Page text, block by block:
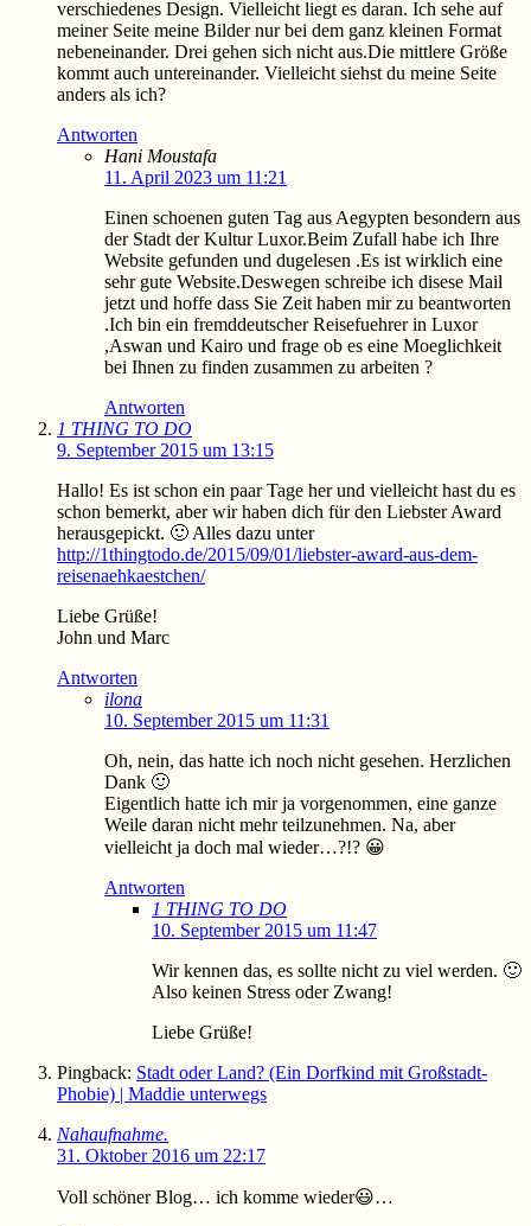
verschiedenes Design. Vielleicht liegt es daran. Ich sehe auf
meiner Seite meine Bilder nur bei dem ganz kleinen Format
nebeneinander. Drei gehen sich nicht aus.Die mittlere Größe
kommt auch untereinander. Vielleicht siehst du meine Seite
anders als ich?
Antworten
Hani Moustafa
11. April 2023 um 11:21
Einen schoenen guten Tag aus Aegypten besondern aus
der Stadt der Kultur Luxor.Beim Zufall habe ich Ihre
Website gefunden und dugelesen .Es ist wirklich eine
sehr gute Website.Deswegen schreibe ich disese Mail
jetzt und hoffe dass Sie Zeit haben mir zu beantworten
.Ich bin ein fremddeutscher Reisefuehrer in Luxor
,Aswan und Kairo und frage ob es eine Moeglichkeit
bei Ihnen zu finden zusammen zu arbeiten ?
Antworten
1 THING TO DO
9. September 2015 um 13:15
Hallo! Es ist schon ein paar Tage her und vielleicht hast du es
schon bemerkt, aber wir haben dich für den Liebster Award
herausgepickt. 🙂 Alles dazu unter
http://1thingtodo.de/2015/09/01/liebster-award-aus-dem-
reisenaehkaestchen/
Liebe Grüße!
John und Marc
Antworten
ilona
10. September 2015 um 11:31
Oh, nein, das hatte ich noch nicht gesehen. Herzlichen
Dank 🙂
Eigentlich hatte ich mir ja vorgenommen, eine ganze
Weile daran nicht mehr teilzunehmen. Na, aber
vielleicht ja doch mal wieder…?!? 😀
Antworten
1 THING TO DO
10. September 2015 um 11:47
Wir kennen das, es sollte nicht zu viel werden. 🙂
Also keinen Stress oder Zwang!
Liebe Grüße!
Pingback: Stadt oder Land? (Ein Dorfkind mit Großstadt-
Phobie) | Maddie unterwegs
Nahaufnahme.
31. Oktober 2016 um 22:17
Voll schöner Blog… ich komme wieder😃…